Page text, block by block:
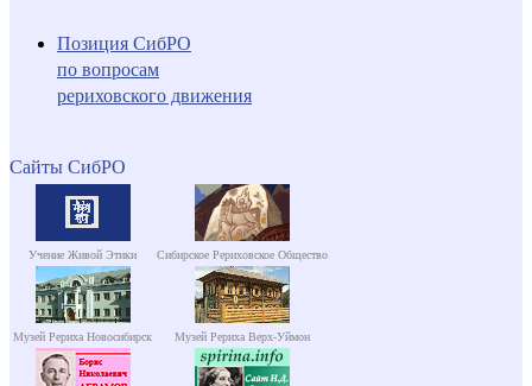
Позиция СибРО
по вопросам
рериховского движения
Сайты СибРО
Учение Живой Этики Сибирское Рериховское Общество
Музей Рериха Новосибирск Музей Рериха Верх-Уймон